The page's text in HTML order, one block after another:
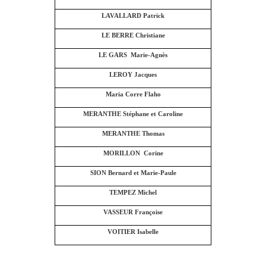
LAVALLARD Patrick
LE BERRE Christiane
LE GARS Marie-Agnès
LEROY Jacques
Maria Corre Flaho
MERANTHE Stéphane et Caroline
MERANTHE Thomas
MORILLON Corine
SION Bernard et Marie-Paule
TEMPEZ Michel
VASSEUR Françoise
VOITIER Isabelle